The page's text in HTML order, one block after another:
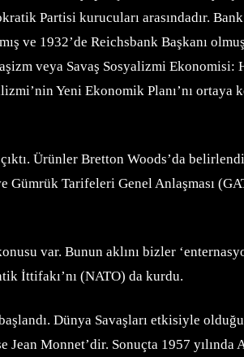
Partisi kurucuları arasındadır.
ve 1932’de Reichsbank Başkanı
veya Savaş Sosyalizmi
Yeni Ekonomik Planı’nı ortaya
Ürünler Bretton Woods’da
Tarifeleri Genel Anlaşması
var. Bunun aklını bizler
İttifakı’nı (NATO) da kurdu.
Dünya Savaşları etkisiyle
Monnet’dir. Sonuçta 1957 yılında